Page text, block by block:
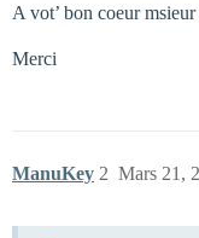
A vot’ bon coeur
Merci
ManuKey Mars 21,
2